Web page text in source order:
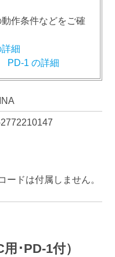
作条件などをご確
細
PD-1 の詳細
ドは付属しません。
･PD-1付）